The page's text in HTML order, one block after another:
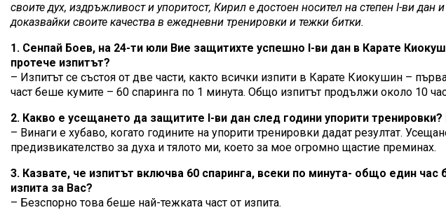
своите дух, издръжливост и упоритост, Кирил е достоен носител на степен I-ви
доказвайки своите качества в ежедневни тренировки и тежки битки.
1. Сенпай Боев, на 24-ти юли Вие защитихте успешно I-ви дан в Карате
протече изпитът?
– Изпитът се състоя от две части, както всички изпити в Карате Киокушин –
част беше кумите – 60 спаринга по 1 минута. Общо изпитът продължи около 10
2. Какво е усещането да защитите I-ви дан след години упорити тренировки?
– Винаги е хубаво, когато годините на упорити тренировки дадат резултат.
предизвикателство за духа и тялото ми, което за мое огромно щастие преминах.
3. Казвате, че изпитът включва 60 спаринга, всеки по минута- общо един
изпита за Вас?
– Безспорно това беше най-тежката част от изпита.